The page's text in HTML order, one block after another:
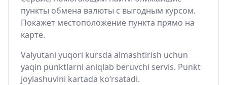
пункты обмена валюты с выгодным курсом.
Покажет местоположение пункта прямо на
карте.
Valyutani yuqori kursda almashtirish uchun
yaqin punktlarni aniqlab beruvchi servis. Punkt
joylashuvini kartada ko‘rsatadi.